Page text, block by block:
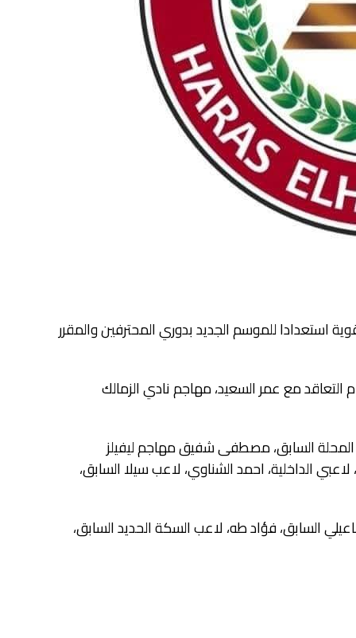
استعدادا للموسم الجديد بدوري المحترفين والمقرر
مع عمر السعيد، مهاجم نادي الزمالك
السابق، مصطفى شفيق مهاجم ليفيلز
الداخلية، احمد الشناوي، لاعب سيلا السابق،
إيهاب، لاعب الإسماعيلي السابق، فؤاد طه، لاعب السكة الحديد السابق،